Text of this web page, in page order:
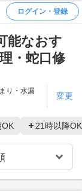
ログイン・登録
能なおす
・蛇口修
り・水漏
変更
OK 21時以降OK